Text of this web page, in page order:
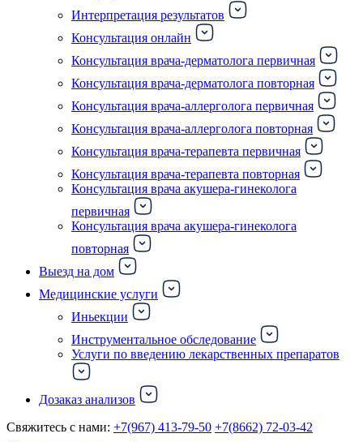
Интерпретация результатов
Консультация онлайн
Консультация врача-дерматолога первичная
Консультация врача-дерматолога повторная
Консультация врача-аллерголога первичная
Консультация врача-аллерголога повторная
Консультация врача-терапевта первичная
Консультация врача-терапевта повторная
Консультация врача акушера-гинеколога
первичная
Консультация врача акушера-гинеколога
повторная
Выезд на дом
Медицинские услуги
Иньекции
Инструментальное обследование
Услуги по введению лекарственных препаратов
Дозаказ анализов
Свяжитесь с нами: +7(967) 413-79-50 +7(8662) 72-03-42